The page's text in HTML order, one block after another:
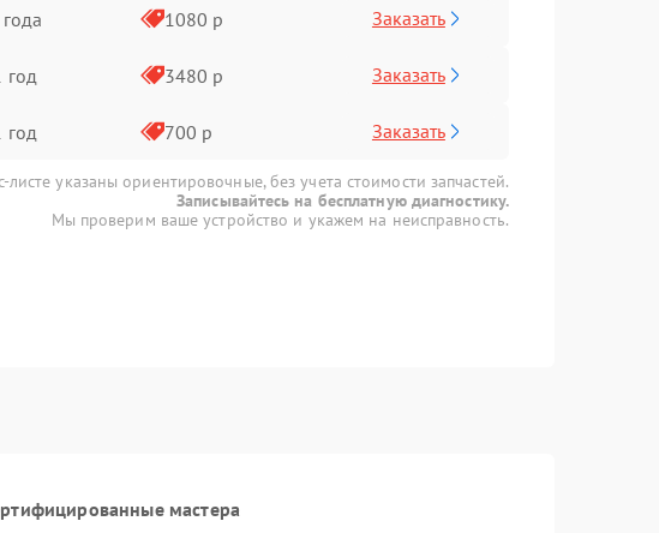
1080 р Заказать
год 3480 р Заказать
год 700 р Заказать
указаны ориентировочные, без учета стоимости запчастей.
Записывайтесь на бесплатную диагностику.
Мы проверим ваше устройство и укажем на неисправность.
мастера